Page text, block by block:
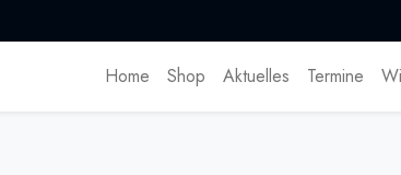
Home Shop Aktuelles Termine